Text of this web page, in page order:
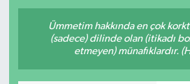
Ümmetim hakkında en çok
(sadece) dilinde olan (itikadı
etmeyen) münafıklardır.